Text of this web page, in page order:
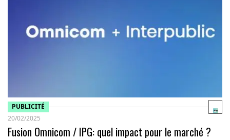
PUBLICITÉ
20/02/2025
Fusion Omnicom / IPG: quel impact pour le marché ?